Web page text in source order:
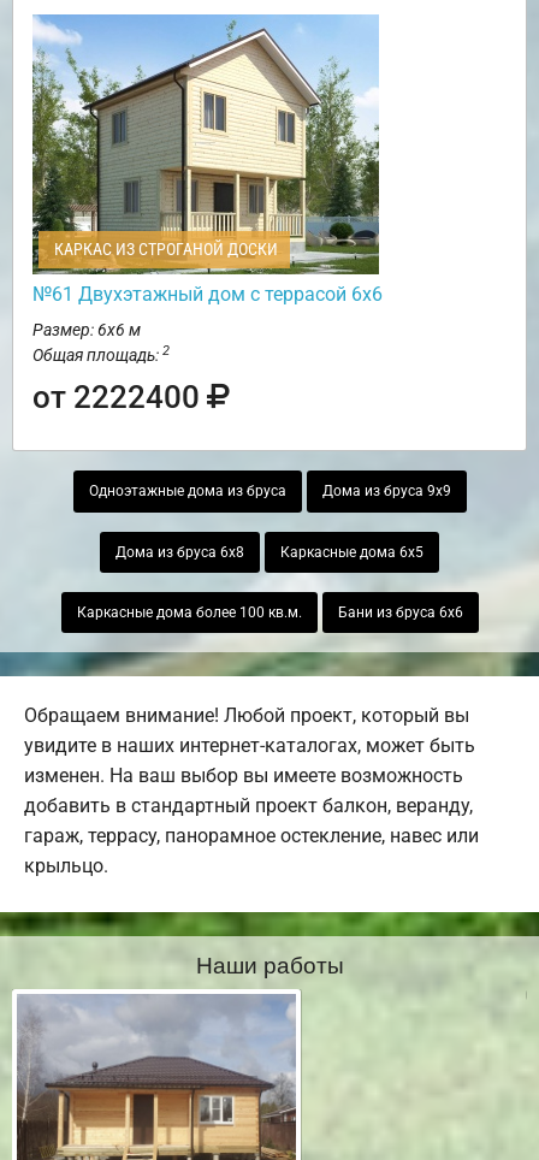
КАРКАС ИЗ СТРОГАНОЙ ДОСКИ
№61 Двухэтажный дом с террасой 6х6
Размер: 6х6 м
Общая площадь: 2
от 2222400
Одноэтажные дома из бруса Дома из бруса 9х9
Дома из бруса 6х8 Каркасные дома 6х5
Каркасные дома более 100 кв.м. Бани из бруса 6х6
Обращаем внимание! Любой проект, который вы
увидите в наших интернет-каталогах, может быть
изменен. На ваш выбор вы имеете возможность
добавить в стандартный проект балкон, веранду,
гараж, террасу, панорамное остекление, навес или
крыльцо.
Наши работы